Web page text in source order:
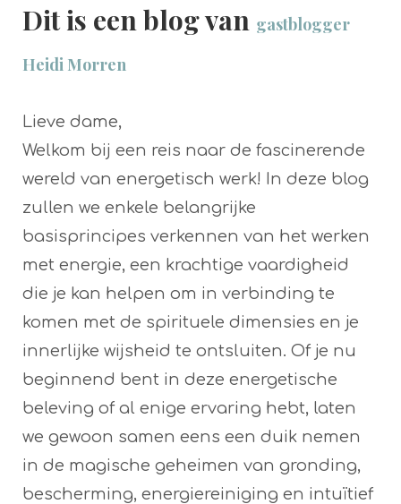
Dit is een blog van gastblogger
Heidi Morren
Lieve dame,
Welkom bij een reis naar de fascinerende
wereld van energetisch werk! In deze blog
zullen we enkele belangrijke
basisprincipes verkennen van het werken
met energie, een krachtige vaardigheid
die je kan helpen om in verbinding te
komen met de spirituele dimensies en je
innerlijke wijsheid te ontsluiten. Of je nu
beginnend bent in deze energetische
beleving of al enige ervaring hebt, laten
we gewoon samen eens een duik nemen
in de magische geheimen van gronding,
bescherming, energiereiniging en intuïtief